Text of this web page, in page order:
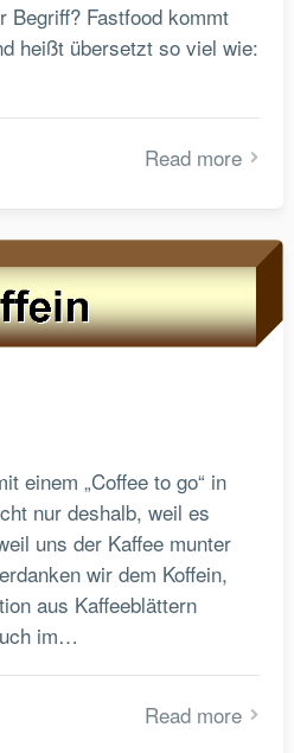
Begriff? Fastfood kommt
heißt übersetzt so viel wie:
Read more
einem „Coffee to go“ in
nur deshalb, weil es
uns der Kaffee munter
wir dem Koffein,
aus Kaffeeblättern
im…
Read more